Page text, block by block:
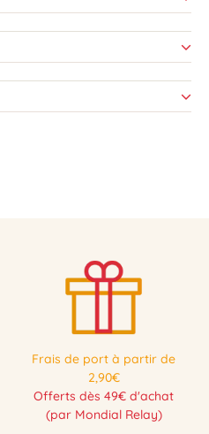
Frais de port à partir de
2,90€
Offerts dès 49€ d'achat
(par Mondial Relay)